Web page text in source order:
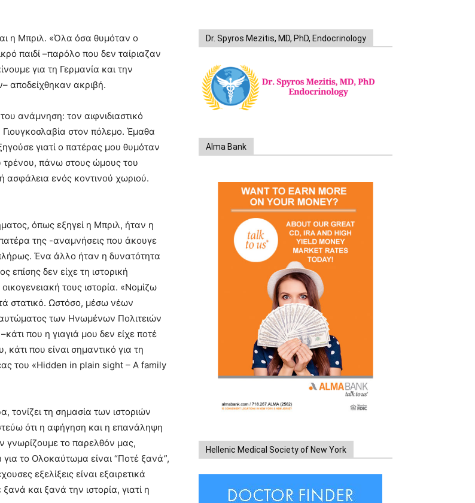
η Μπριλ. «Όλα όσα θυμόταν ο
παιδί –παρόλο που δεν ταίριαζαν
για τη Γερμανία και την
αποδείχθηκαν ακριβή.
ανάμνηση: τον αιφνιδιαστικό
στον πόλεμο. Έμαθα
γιατί ο πατέρας μου θυμόταν
τρένου, πάνω στους ώμους του
ενός κοντινού χωριού.
όπως εξηγεί η Μπριλ, ήταν η
της -αναμνήσεις που άκουγε
Ένα άλλο ήταν η δυνατότητα
επίσης δεν είχε τη ιστορική
τους ιστορία. «Νομίζω
στατικό. Ωστόσο, μέσω νέων
των Ηνωμένων Πολιτειών
που η γιαγιά μου δεν είχε ποτέ
που είναι σημαντικό για τη
του «Hidden in plain sight – A family
τονίζει τη σημασία των ιστοριών
ότι η αφήγηση και η επανάληψη
γνωρίζουμε το παρελθόν μας,
το Ολοκαύτωμα είναι “Ποτέ ξανά”,
εξελίξεις είναι εξαιρετικά
και ξανά την ιστορία, γιατί η
Dr. Spyros Mezitis, MD, PhD, Endocrinology
Alma Bank
Hellenic Medical Society of New York